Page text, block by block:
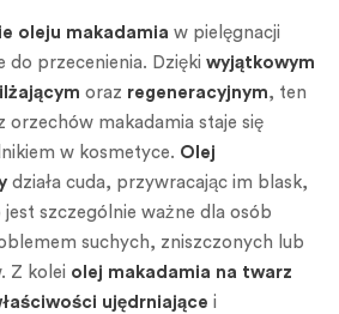
oleju makadamia w pielęgnacji
do przecenienia. Dzięki wyjątkowym
oraz regeneracyjnym, ten
orzechów makadamia staje się
w kosmetyce. Olej
działa cuda, przywracając im blask,
jest szczególnie ważne dla osób
suchych, zniszczonych lub
Z kolei olej makadamia na twarz
ujędrniające i